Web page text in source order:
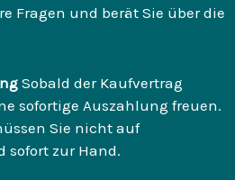
Fragen und berät Sie über die
Sobald der Kaufvertrag
sofortige Auszahlung freuen.
Sie nicht auf
sofort zur Hand.